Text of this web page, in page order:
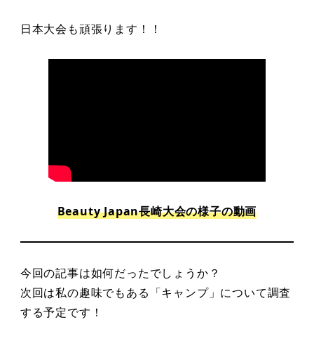
日本大会も頑張ります！！
Beauty Japan長崎大会の様子の動画
今回の記事は如何だったでしょうか？
次回は私の趣味でもある「キャンプ」について調査
する予定です！